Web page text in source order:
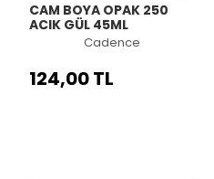
CAM BOYA OPAK 250
AÇIK GÜL 45ML
Cadence
124,00 TL